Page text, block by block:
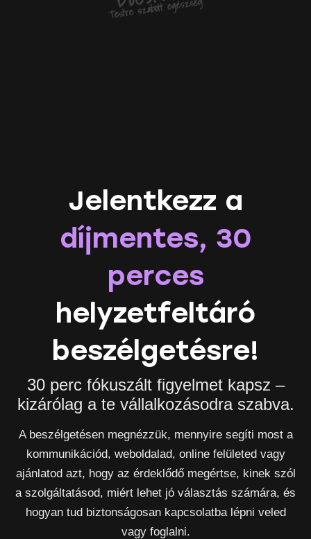
Jelentkezz a
díjmentes, 30
perces
helyzetfeltáró
beszélgetésre!
30 perc fókuszált figyelmet kapsz –
kizárólag a te vállalkozásodra szabva.
A beszélgetésen megnézzük, mennyire segíti most a
kommunikációd, weboldalad, online felületed vagy
ajánlatod azt, hogy az érdeklődő megértse, kinek szól
a szolgáltatásod, miért lehet jó választás számára, és
hogyan tud biztonságosan kapcsolatba lépni veled
vagy foglalni.